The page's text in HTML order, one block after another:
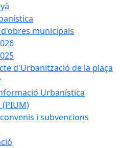
municipals
d'Urbanització de la plaça
Urbanística
i subvencions